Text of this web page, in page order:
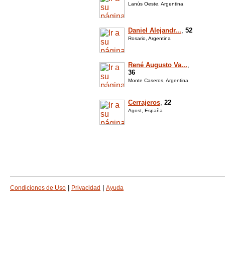
Lanús Oeste, Argentina
Daniel Alejandr..., 52
Rosario, Argentina
René Augusto Va...,
36
Monte Caseros, Argentina
Cerrajeros, 22
Agost, España
Condiciones de Uso Privacidad Ayuda